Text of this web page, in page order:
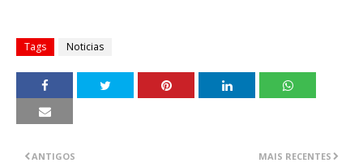
Tags Noticias
MAIS RECENTES
ANTIGOS